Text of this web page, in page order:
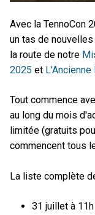
Avec la TennoCon
un tas de
la route de notre
2025 et L'Ancienne
Tout commence
au long du mois
limitée (gratuits
commencent tous
La liste complète
31 juillet à